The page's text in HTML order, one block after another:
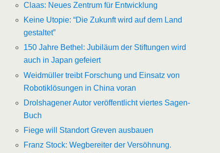
Claas: Neues Zentrum für Entwicklung
Keine Utopie: “Die Zukunft wird auf dem Land
gestaltet”
150 Jahre Bethel: Jubiläum der Stiftungen wird
auch in Japan gefeiert
Weidmüller treibt Forschung und Einsatz von
Robotiklösungen in China voran
Drolshagener Autor veröffentlicht viertes Sagen-
Buch
Fiege will Standort Greven ausbauen
Franz Stock: Wegbereiter der Versöhnung.